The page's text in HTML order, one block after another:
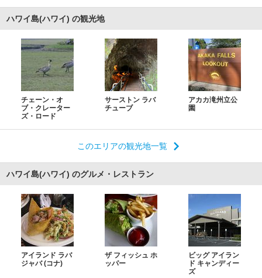
ハワイ島(ハワイ) の観光地
チェーン・オ
ブ・クレーター
ズ・ロード
サーストン ラバ
チューブ
アカカ滝州立公
園
このエリアの観光地一覧
ハワイ島(ハワイ) のグルメ・レストラン
アイランド ラバ
ジャバ (コナ)
ザ フィッシュ ホ
ッパー
ビッグ アイラン
ド キャンディー
ズ